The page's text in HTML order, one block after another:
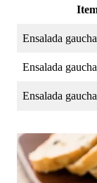
Ensalada
Ensalada
Ensalada